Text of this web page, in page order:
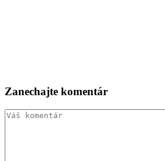
Zanechajte komentár